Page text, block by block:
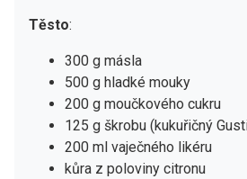
Těsto:
300 g másla
500 g hladké mouky
200 g moučkového cukru
125 g škrobu (kukuřičný
200 ml vaječného likéru
kůra z poloviny citronu